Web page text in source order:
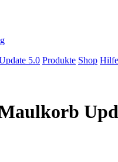
5.0 Produkte Shop Hilfe